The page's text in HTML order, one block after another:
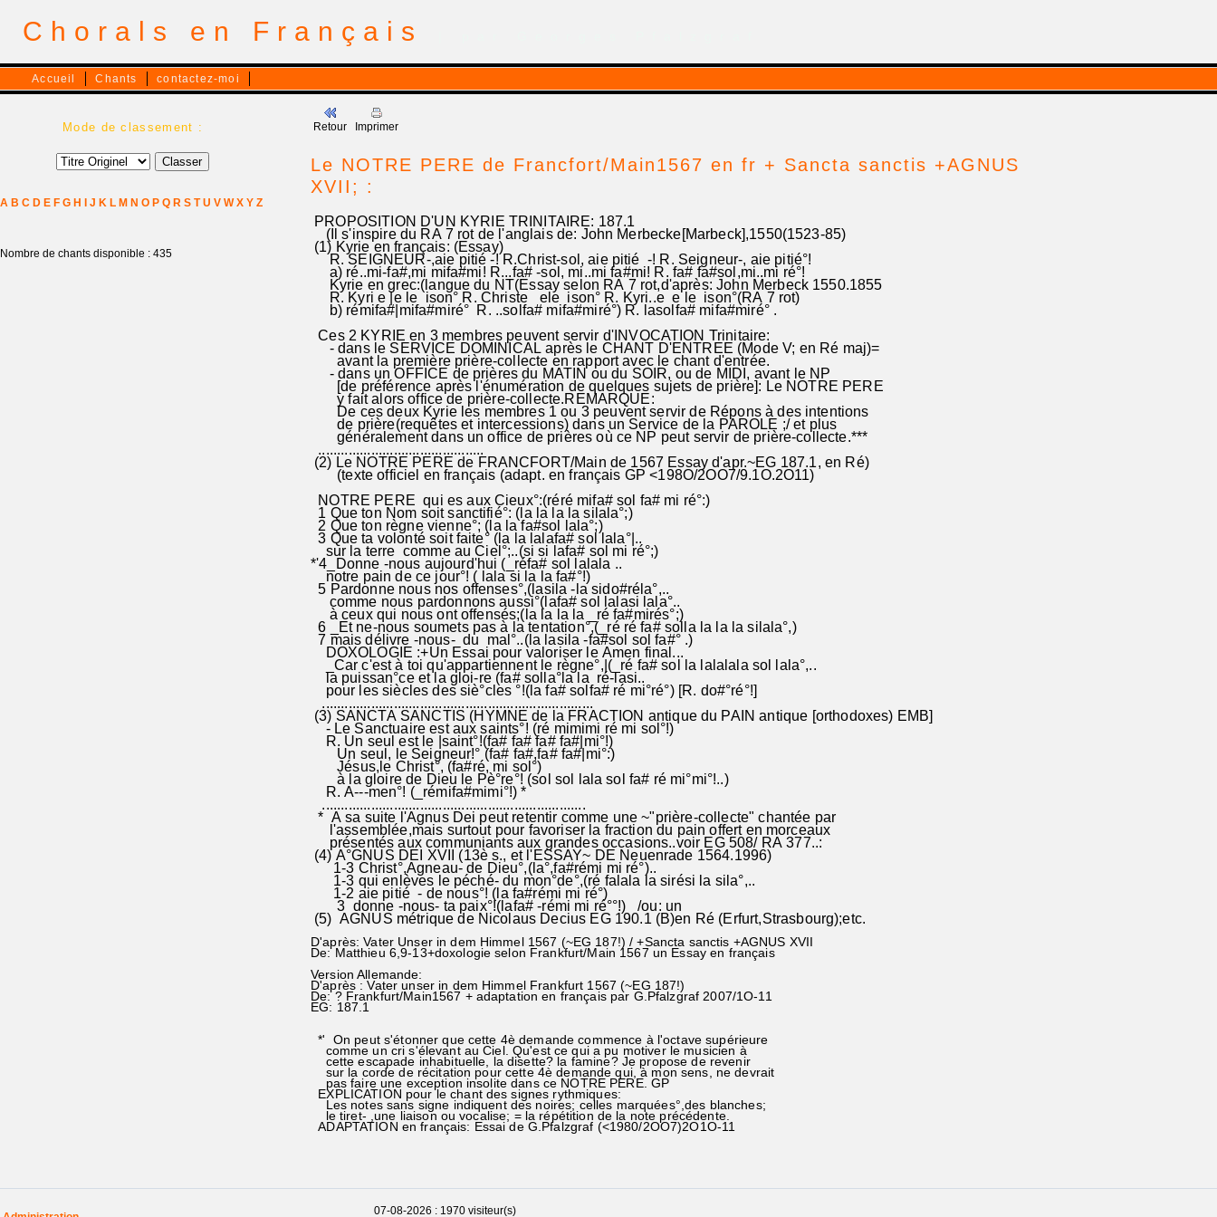
Chorals en Français
Accueil Chants contactez-moi
Mode de classement :
A B C D E F G H J K L M N O P Q R S T U V W X Y Z
Nombre de chants disponible : 435
Retour Imprimer
Le NOTRE PERE de Francfort/Main1567 en fr + Sancta sanctis +AGNUS
XVII; :
PROPOSITION D'UN KYRIE TRINITAIRE: 187.1
(Il s'inspire du RA 7 rot de l'anglais de: John Merbecke[Marbeck],1550(1523-85)
(1) Kyrie en français: (Essay)
R. SEIGNEUR-,aie pitié -! R.Christ-sol, aie pitié -! R. Seigneur-, aie pitié°!
a) ré..mi-fa#,mi mifa#mi! R...fa# -sol, mi..mi fa#mi! R. fa# fa#sol,mi..mi ré°!
Kyrie en grec:(langue du NT(Essay selon RA 7 rot,d'après: John Merbeck 1550.1855
R. Kyri e |e le ison° R. Christe ele ison° R. Kyri..e e le ison°(RA 7 rot)
b) rémifa#|mifa#miré° R. ..solfa# mifa#miré°) R. lasolfa# mifa#miré° .
Ces 2 KYRIE en 3 membres peuvent servir d'INVOCATION Trinitaire:
- dans le SERVICE DOMINICAL après le CHANT D'ENTREE (Mode V; en Ré maj)=
avant la première prière-collecte en rapport avec le chant d'entrée.
- dans un OFFICE de prières du MATIN ou du SOIR, ou de MIDI, avant le NP
[de préférence après l'énumération de quelques sujets de prière]: Le NOTRE PERE
y fait alors office de prière-collecte.REMARQUE:
De ces deux Kyrie les membres 1 ou 3 peuvent servir de Répons à des intentions
de prière(requêtes et intercessions) dans un Service de la PAROLE ;/ et plus
généralement dans un office de prières où ce NP peut servir de prière-collecte.***
............................................
(2) Le NOTRE PERE de FRANCFORT/Main de 1567 Essay d'apr.~EG 187.1, en Ré)
(texte officiel en français (adapt. en français GP <198O/2OO7/9.1O.2O11)
NOTRE PERE qui es aux Cieux°:(réré mifa# sol fa# mi ré°:)
1 Que ton Nom soit sanctifié°: (la la la la silala°;)
2 Que ton règne vienne°; (la la fa#sol lala°;)
3 Que ta volonté soit faite° (la la lalafa# sol lala°|..
sur la terre comme au Ciel°;..(si si lafa# sol mi ré°;)
*'4_Donne -nous aujourd'hui (_réfa# sol lalala ..
notre pain de ce jour°! ( lala si la la fa#°!)
5 Pardonne nous nos offenses°,(lasila -la sido#réla°,..
comme nous pardonnons aussi°(lafa# sol lalasi lala°..
à ceux qui nous ont offensés;(la la la la _ré fa#mirés°;)
6 _Et ne-nous soumets pas à la tentation°,(_ré ré fa# solla la la la silala°,)
7 mais délivre -nous- du mal°..(la lasila -fa#sol sol fa#° .)
DOXOLOGIE :+Un Essai pour valoriser le Amen final...
_Car c'est à toi qu'appartiennent le règne°,|(_ré fa# sol la lalalala sol lala°,..
la puissan°ce et la gloi-re (fa# solla°la la ré-lasi..
pour les siècles des siè°cles °!(la fa# solfa# ré mi°ré°) [R. do#°ré°!]
........................................................................
(3) SANCTA SANCTIS (HYMNE de la FRACTION antique du PAIN antique [orthodoxes) EMB]
- Le Sanctuaire est aux saints°! (ré mimimi ré mi sol°!)
R. Un seul est le |saint°!(fa# fa# fa# fa#|mi°!)
Un seul, le Seigneur!° (fa# fa#,fa# fa#|mi°:)
Jésus,le Christ°, (fa#ré, mi sol°)
à la gloire de Dieu le Pè°re°! (sol sol lala sol fa# ré mi°mi°!..)
R. A---men°! (_rémifa#mimi°!) *
......................................................................
* A sa suite l'Agnus Dei peut retentir comme une ~"prière-collecte" chantée par
l'assemblée,mais surtout pour favoriser la fraction du pain offert en morceaux
présentés aux communiants aux grandes occasions..voir EG 508/ RA 377..:
(4) A°GNUS DEI XVII (13è s., et l'ESSAY~ DE Neuenrade 1564.1996)
1-3 Christ°,Agneau- de Dieu°,(la°,fa#rémi mi ré°)..
1-3 qui enlèves le péché- du mon°de°,(ré falala la sirési la sila°,..
1-2 aie pitié - de nous°! (la fa#rémi mi ré°)
3 donne -nous- ta paix°!(lafa# -rémi mi ré°°!) /ou: un
(5) AGNUS métrique de Nicolaus Decius EG 190.1 (B)en Ré (Erfurt,Strasbourg);etc.
D'après: Vater Unser in dem Himmel 1567 (~EG 187!) / +Sancta sanctis +AGNUS XVII
De: Matthieu 6,9-13+doxologie selon Frankfurt/Main 1567 un Essay en français
Version Allemande:
D'après : Vater unser in dem Himmel Frankfurt 1567 (~EG 187!)
De: ? Frankfurt/Main1567 + adaptation en français par G.Pfalzgraf 2007/1O-11
EG: 187.1
*' On peut s'étonner que cette 4è demande commence à l'octave supérieure
comme un cri s'élevant au Ciel. Qu'est ce qui a pu motiver le musicien à
cette escapade inhabituelle, la disette? la famine? Je propose de revenir
sur la corde de récitation pour cette 4è demande qui, à mon sens, ne devrait
pas faire une exception insolite dans ce NOTRE PERE. GP
EXPLICATION pour le chant des signes rythmiques:
Les notes sans signe indiquent des noires; celles marquées°,des blanches;
le tiret- ,une liaison ou vocalise; = la répétition de la note précédente.
ADAPTATION en français: Essai de G.Pfalzgraf (<1980/2OO7)2O1O-11
07-08-2026 : 1970 visiteur(s)